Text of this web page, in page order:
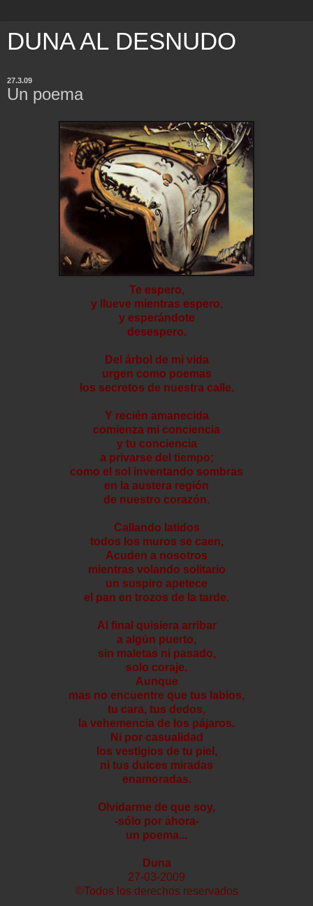
DUNA AL DESNUDO
27.3.09
Un poema
Te espero,
y llueve mientras espero,
y esperándote
desespero.
Del árbol de mi vida
urgen como poemas
los secretos de nuestra calle.
Y recién amanecida
comienza mi conciencia
y tu conciencia
a privarse del tiempo;
como el sol inventando sombras
en la austera región
de nuestro corazón.
Callando latidos
todos los muros se caen,
Acuden a nosotros
mientras volando solitario
un suspiro apetece
el pan en trozos de la tarde.
Al final quisiera arribar
a algún puerto,
sin maletas ni pasado,
solo coraje.
Aunque
mas no encuentre que tus labios,
tu cara, tus dedos,
la vehemencia de los pájaros.
Ni por casualidad
los vestigios de tu piel,
ni tus dulces miradas
enamoradas.
Olvidarme de que soy,
-sólo por ahora-
un poema...
Duna
27-03-2009
©Todos los derechos reservados